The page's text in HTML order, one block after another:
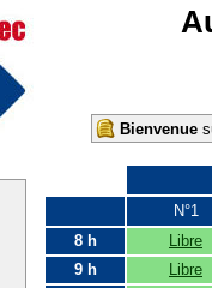
Bienvenue
N°1
8 h
Libre
9 h
Libre